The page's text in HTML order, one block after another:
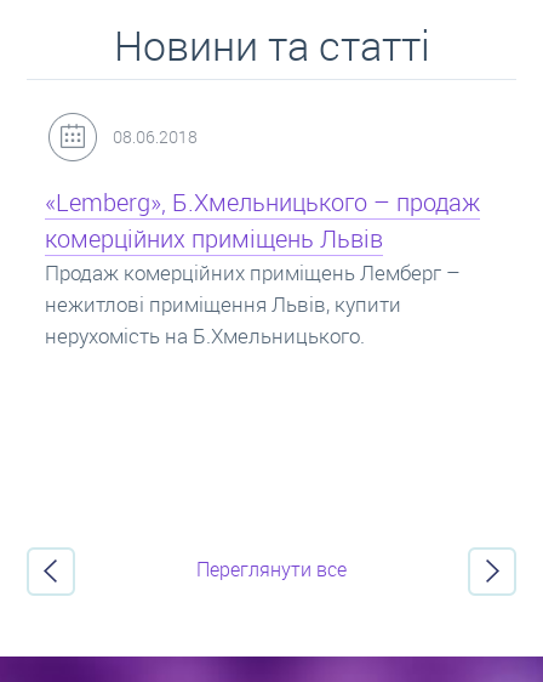
Новини та статті
31.05.2018
Кредит під заставу нерухомості: іпотека
Іпотека на квартиру – кредит на житло під
заставу нерухомості. Купити в іпотеку – що
потрібно знати? Консультація від Експертів
про іпотечні кредити.
Переглянути все